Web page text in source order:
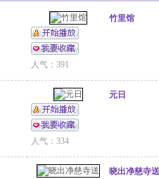
竹里馆
人气：391
元日
人气：334
晓出净慈寺送